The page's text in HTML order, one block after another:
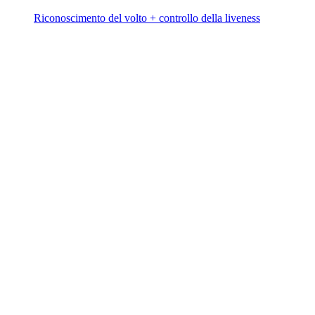
Riconoscimento del volto + controllo della liveness